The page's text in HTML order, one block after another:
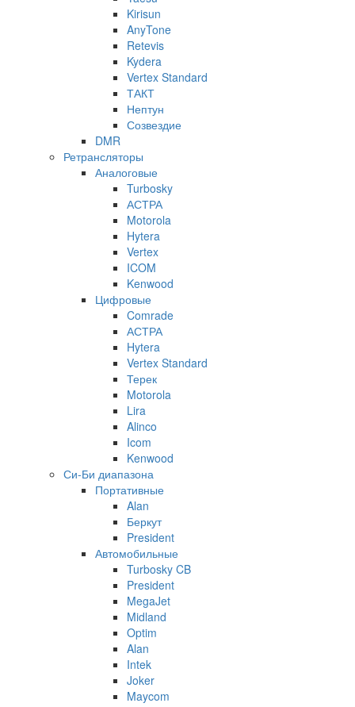
Kirisun
AnyTone
Retevis
Kydera
Vertex Standard
ТАКТ
Нептун
Созвездие
DMR
Ретрансляторы
Аналоговые
Turbosky
АСТРА
Motorola
Hytera
Vertex
ICOM
Kenwood
Цифровые
Comrade
АСТРА
Hytera
Vertex Standard
Терек
Motorola
Lira
Alinco
Icom
Kenwood
Си-Би диапазона
Портативные
Alan
Беркут
President
Автомобильные
Turbosky CB
President
MegaJet
Midland
Optim
Alan
Intek
Joker
Maycom